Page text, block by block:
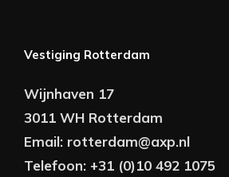
Vestiging Rotterdam
Wijnhaven 17
3011 WH Rotterdam
Email: rotterdam@axp.nl
Telefoon: +31 (0)10 492 1075